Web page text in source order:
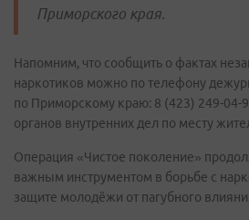
Приморского края.
Напомним, что сообщить о фактах
наркотиков можно по телефону
по Приморскому краю: 8 (423) 249-04-
органов внутренних дел по месту
Операция «Чистое поколение»
важным инструментом в борьбе с
защите молодёжи от пагубного